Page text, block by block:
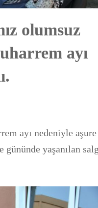
olumsuz
ayı
ayı nedeniyle aşure
yaşanılan